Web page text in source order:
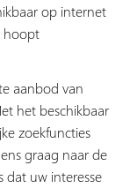
op internet
hoopt
aanbod van
het beschikbaar
zoekfuncties
graag naar de
dat uw interesse